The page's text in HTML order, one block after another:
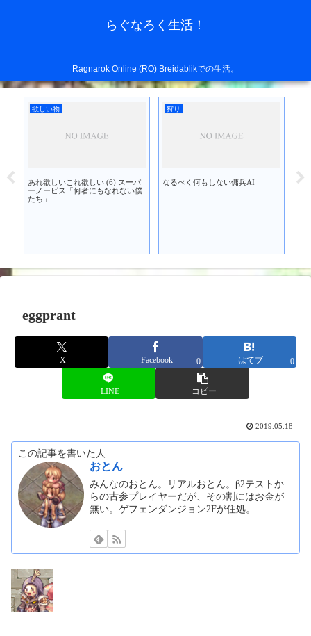
らぐなろく生活！
Ragnarok Online (RO) Breidablikでの生活。
欲しい物
あれ欲しいこれ欲しい (6) スーパ
ーノービス「何者にもなれない僕
たち」
狩り
なるべく何もしない傭兵AI
あ
eggprant
X Facebook 0 はてブ 0
LINE コピー
2019.05.18
この記事を書いた人
おとん
みんなのおとん。リアルおとん。β2テストか
らの古参プレイヤーだが、その割にはお金が
無い。ゲフェンダンジョン2Fが住処。